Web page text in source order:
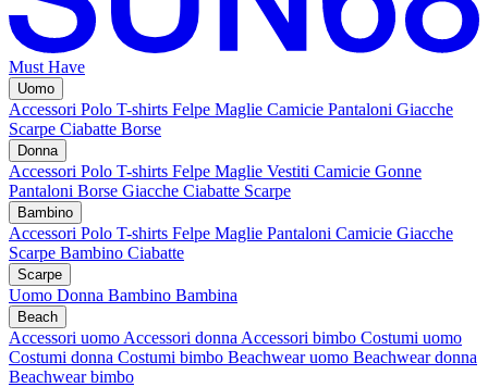
Must Have
Uomo
Accessori Polo T-shirts Felpe Maglie Camicie Pantaloni Giacche
Scarpe Ciabatte Borse
Donna
Accessori Polo T-shirts Felpe Maglie Vestiti Camicie Gonne
Pantaloni Borse Giacche Ciabatte Scarpe
Bambino
Accessori Polo T-shirts Felpe Maglie Pantaloni Camicie Giacche
Scarpe Bambino Ciabatte
Scarpe
Uomo Donna Bambino Bambina
Beach
Accessori uomo Accessori donna Accessori bimbo Costumi uomo
Costumi donna Costumi bimbo Beachwear uomo Beachwear donna
Beachwear bimbo